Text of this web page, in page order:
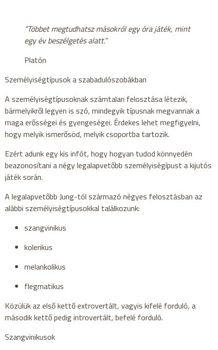
“Többet megtudhatsz másokról egy óra játék, mint
egy év beszélgetés alatt.”
Platón
Személyiségtípusok a szabadulószobákban
A személyiségtípusoknak számtalan felosztása létezik,
bármelyikről legyen is szó, mindegyik típusnak megvannak a
maga erősségei és gyengeségei. Érdekes lehet megfigyelni,
hogy melyik ismerősöd, melyik csoportba tartozik.
Ezért adunk egy kis infót, hogy hogyan tudod könnyedén
beazonosítani a négy legalapvetőbb személyiségípust a kijutós
játék során.
A legalapvetőbb Jung-tól származó négyes felosztásban az
alábbi személyiségtípusokkal találkozunk:
szangvinikus
kolerikus
melankolikus
flegmatikus
Közülük az első kettő extrovertált, vagyis kifelé forduló, a
második kettő pedig introvertált, befelé forduló.
Szangvinikusok